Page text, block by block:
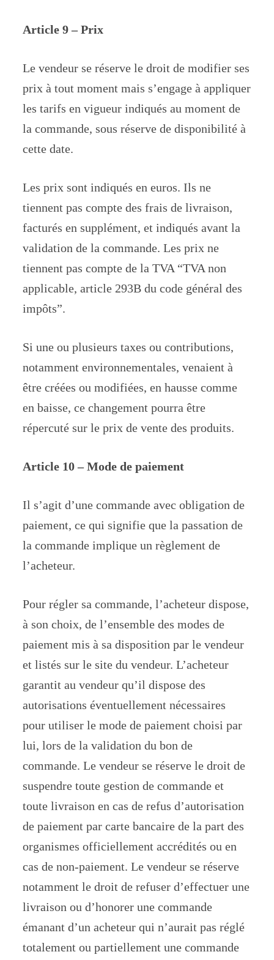
Article 9 – Prix
Le vendeur se réserve le droit de modifier ses
prix à tout moment mais s’engage à appliquer
les tarifs en vigueur indiqués au moment de
la commande, sous réserve de disponibilité à
cette date.
Les prix sont indiqués en euros. Ils ne
tiennent pas compte des frais de livraison,
facturés en supplément, et indiqués avant la
validation de la commande. Les prix ne
tiennent pas compte de la TVA “TVA non
applicable, article 293B du code général des
impôts”.
Si une ou plusieurs taxes ou contributions,
notamment environnementales, venaient à
être créées ou modifiées, en hausse comme
en baisse, ce changement pourra être
répercuté sur le prix de vente des produits.
Article 10 – Mode de paiement
Il s’agit d’une commande avec obligation de
paiement, ce qui signifie que la passation de
la commande implique un règlement de
l’acheteur.
Pour régler sa commande, l’acheteur dispose,
à son choix, de l’ensemble des modes de
paiement mis à sa disposition par le vendeur
et listés sur le site du vendeur. L’acheteur
garantit au vendeur qu’il dispose des
autorisations éventuellement nécessaires
pour utiliser le mode de paiement choisi par
lui, lors de la validation du bon de
commande. Le vendeur se réserve le droit de
suspendre toute gestion de commande et
toute livraison en cas de refus d’autorisation
de paiement par carte bancaire de la part des
organismes officiellement accrédités ou en
cas de non-paiement. Le vendeur se réserve
notamment le droit de refuser d’effectuer une
livraison ou d’honorer une commande
émanant d’un acheteur qui n’aurait pas réglé
totalement ou partiellement une commande